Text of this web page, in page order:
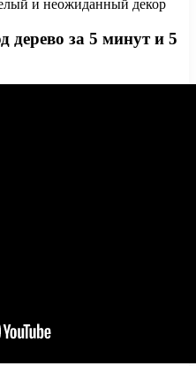
дерево за 5 минут и 5